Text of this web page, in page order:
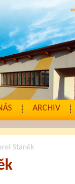
ARCHIV
Staněk